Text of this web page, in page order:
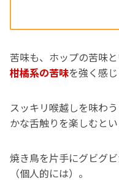
苦味も、ホップの苦味
柑橘系の苦味を強く感じ
スッキリ喉越しを味わ
かな舌触りを楽しむとい
焼き鳥を片手にグビグ
（個人的には）。